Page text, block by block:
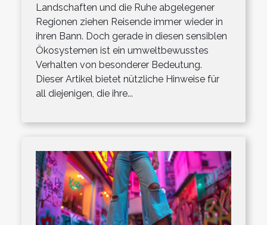
Landschaften und die Ruhe abgelegener
Regionen ziehen Reisende immer wieder in
ihren Bann. Doch gerade in diesen sensiblen
Ökosystemen ist ein umweltbewusstes
Verhalten von besonderer Bedeutung.
Dieser Artikel bietet nützliche Hinweise für
all diejenigen, die ihre...